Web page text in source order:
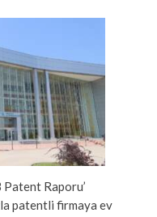
Patent Raporu’
patentli firmaya ev